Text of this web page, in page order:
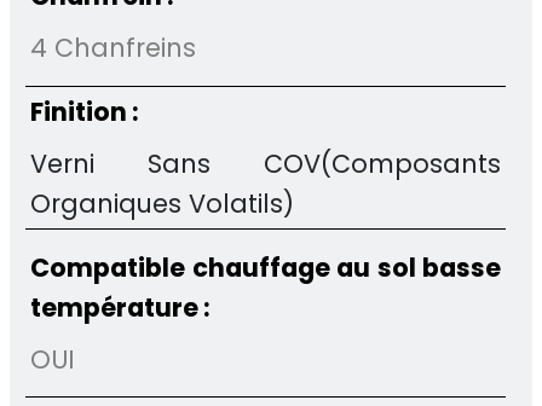
4 Chanfreins
Finition :
Verni Sans COV(Composants
Organiques Volatils)
Compatible chauffage au sol basse
température :
OUI